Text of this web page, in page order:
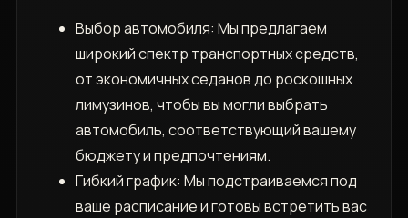
Выбор автомобиля: Мы предлагаем
широкий спектр транспортных средств,
от экономичных седанов до роскошных
лимузинов, чтобы вы могли выбрать
автомобиль, соответствующий вашему
бюджету и предпочтениям.
Гибкий график: Мы подстраиваемся под
ваше расписание и готовы встретить вас